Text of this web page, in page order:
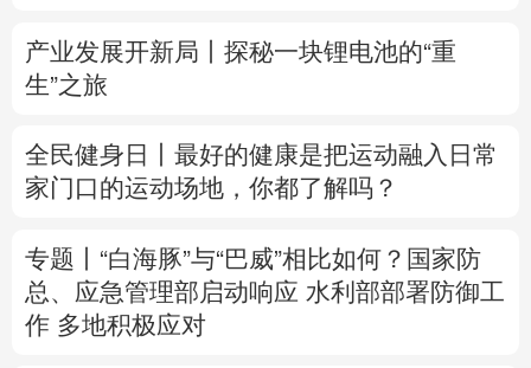
产业发展开新局丨 探秘一块锂电池的“重
生”之旅
全民健身日丨 最好的健康是把运动融入日常
家门口的运动场地，你都了解吗？
专题丨 “白海豚”与“巴威”相比如何？ 国家防
总、应急管理部启动响应 水利部部署防御工
作 多地积极应对